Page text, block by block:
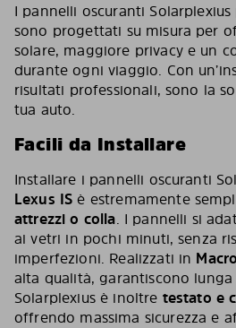
I pannelli oscuranti
sono progettati su misura per
solare, maggiore privacy e un
durante ogni viaggio. Con
risultati professionali, sono la
tua auto.
Facili da Installare
Installare i pannelli oscuranti
Lexus IS è estremamente
attrezzi o colla. I pannelli si
ai vetri in pochi minuti, senza
imperfezioni. Realizzati in
alta qualità, garantiscono lunga
Solarplexius è inoltre testato e
offrendo massima sicurezza e